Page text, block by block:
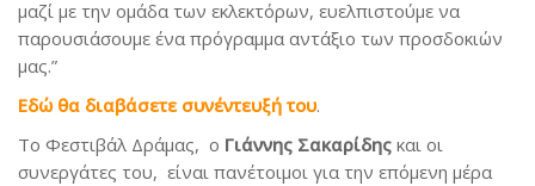
μαζί με την ομάδα των εκλεκτόρων, ευελπιστούμε να
παρουσιάσουμε ένα πρόγραμμα αντάξιο των προσδοκιών
μας.”
Εδώ θα διαβάσετε συνέντευξή του.
Το Φεστιβάλ Δράμας, ο Γιάννης Σακαρίδης και οι
συνεργάτες του, είναι πανέτοιμοι για την επόμενη μέρα